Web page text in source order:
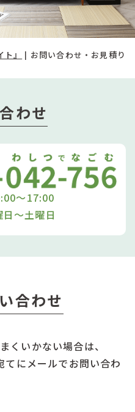
』 | お問い合わせ・お見積り
わせ
〜17:00
～土曜日
合わせ
くいかない場合は、
にメールでお問い合わ